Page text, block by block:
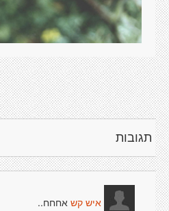
תגובות
איש קש אחחח..